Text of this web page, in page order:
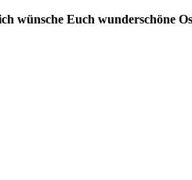
wünsche Euch wunderschöne